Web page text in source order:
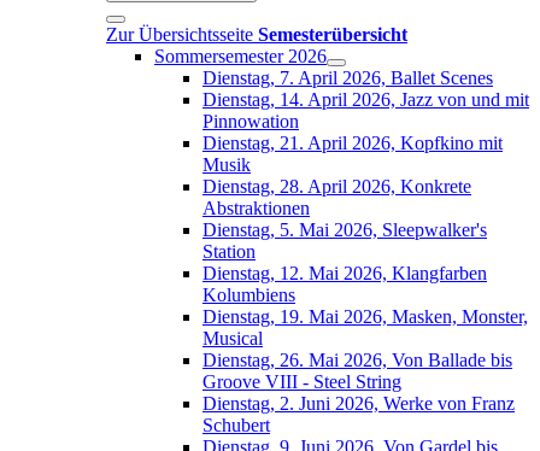
Zur Übersichtsseite Semesterübersicht
Sommersemester 2026
Dienstag, 7. April 2026, Ballet Scenes
Dienstag, 14. April 2026, Jazz von und mit
Pinnowation
Dienstag, 21. April 2026, Kopfkino mit
Musik
Dienstag, 28. April 2026, Konkrete
Abstraktionen
Dienstag, 5. Mai 2026, Sleepwalker's
Station
Dienstag, 12. Mai 2026, Klangfarben
Kolumbiens
Dienstag, 19. Mai 2026, Masken, Monster,
Musical
Dienstag, 26. Mai 2026, Von Ballade bis
Groove VIII - Steel String
Dienstag, 2. Juni 2026, Werke von Franz
Schubert
Dienstag, 9. Juni 2026, Von Gardel bis